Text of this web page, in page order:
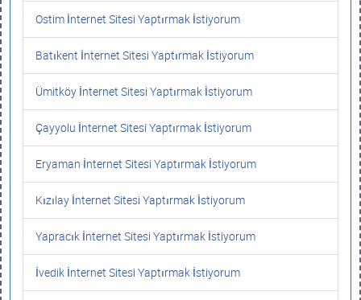
Ostim İnternet Sitesi Yaptırmak İstiyorum
Batıkent İnternet Sitesi Yaptırmak İstiyorum
Ümitköy İnternet Sitesi Yaptırmak İstiyorum
Çayyolu İnternet Sitesi Yaptırmak İstiyorum
Eryaman İnternet Sitesi Yaptırmak İstiyorum
Kızılay İnternet Sitesi Yaptırmak İstiyorum
Yapracık İnternet Sitesi Yaptırmak İstiyorum
İvedik İnternet Sitesi Yaptırmak İstiyorum